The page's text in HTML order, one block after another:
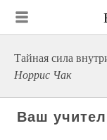
Тайная сила
Норрис Чак
Ваш